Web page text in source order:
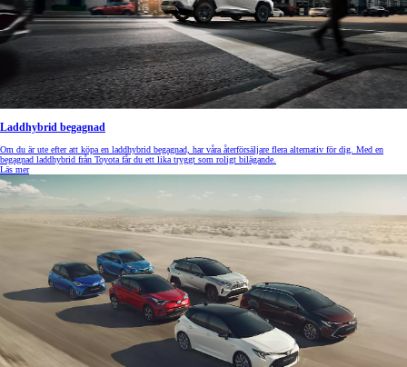
Laddhybrid begagnad
Om du är ute efter att köpa en laddhybrid begagnad, har våra återförsäljare flera alternativ för dig. Med en
begagnad laddhybrid från Toyota får du ett lika tryggt som roligt bilägande.
Läs mer